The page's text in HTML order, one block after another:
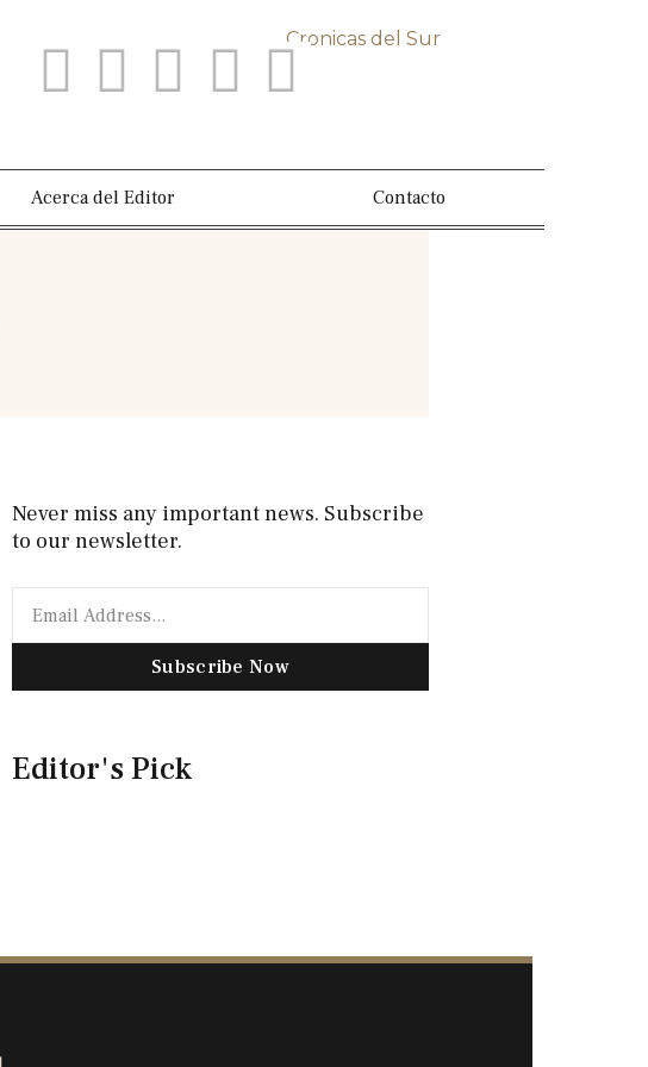
Acerca del Editor Contacto
Never miss any important news. Subscribe
to our newsletter.
Subscribe Now
Editor's Pick